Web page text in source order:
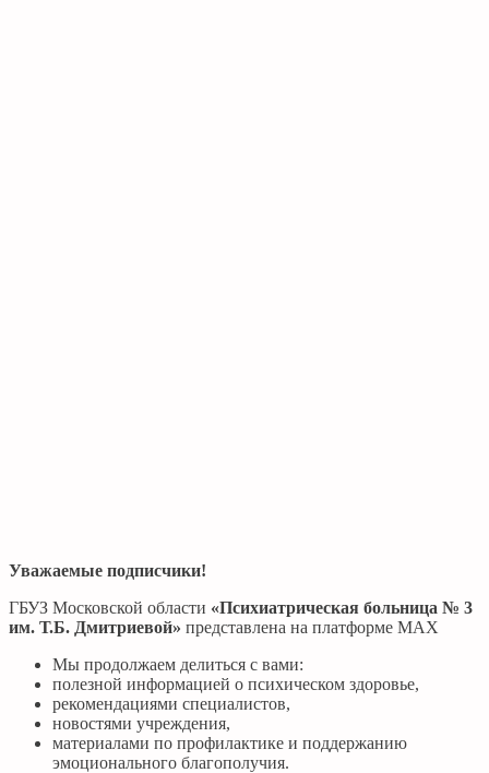
Уважаемые подписчики!
ГБУЗ Московской области «Психиатрическая больница № 3
им. Т.Б. Дмитриевой» представлена на платформе МАХ
Мы продолжаем делиться с вами:
полезной информацией о психическом здоровье,
рекомендациями специалистов,
новостями учреждения,
материалами по профилактике и поддержанию
эмоционального благополучия.